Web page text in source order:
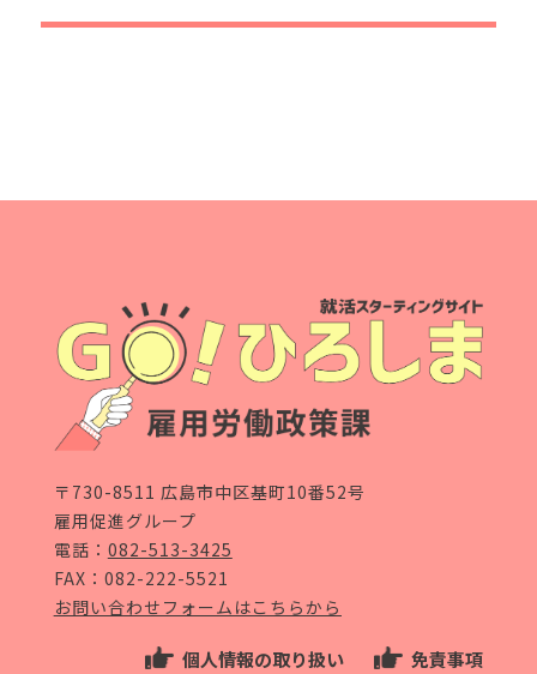
〒730-8511 広島市中区基町10番52号
雇用促進グループ
電話： 082-513-3425
FAX：082-222-5521
お問い合わせフォームはこちらから
個人情報の取り扱い 免責事項